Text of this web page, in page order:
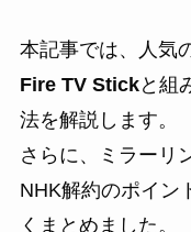
本記事では、人気
Fire TV Stickと組
法を解説します。
さらに、ミラーリ
NHK解約のポイン
くまとめました。